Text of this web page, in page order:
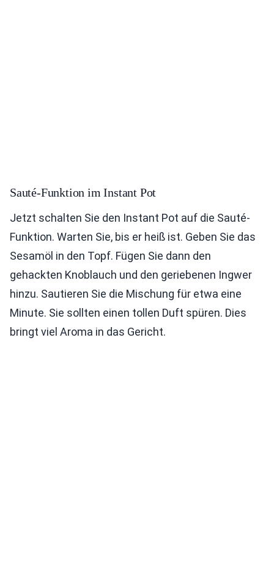
Sauté-Funktion im Instant Pot
Jetzt schalten Sie den Instant Pot auf die Sauté-
Funktion. Warten Sie, bis er heiß ist. Geben Sie das
Sesamöl in den Topf. Fügen Sie dann den
gehackten Knoblauch und den geriebenen Ingwer
hinzu. Sautieren Sie die Mischung für etwa eine
Minute. Sie sollten einen tollen Duft spüren. Dies
bringt viel Aroma in das Gericht.